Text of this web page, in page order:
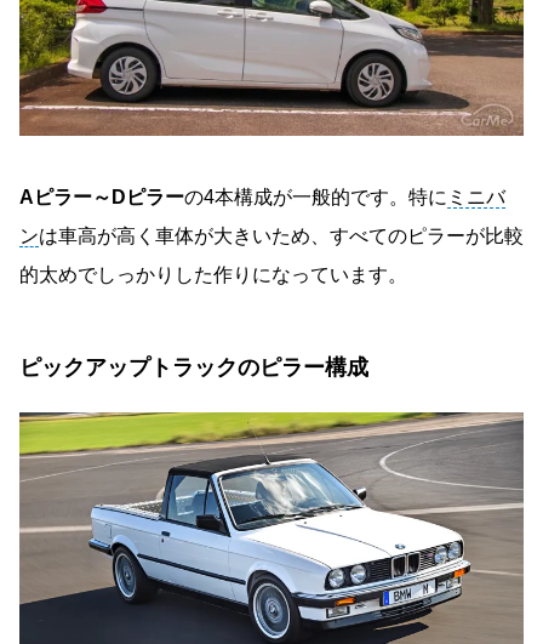
Aピラー～Dピラーの4本構成が一般的です。特に ミニバ
ンは車高が高く車体が大きいため、すべてのピラーが比較
的太めでしっかりした作りになっています。
ピックアップトラックのピラー構成